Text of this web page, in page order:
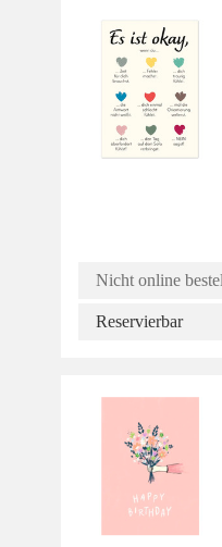
Nicht online
Reservierbar